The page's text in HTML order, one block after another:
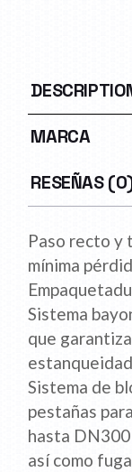
MARCA
RESEÑAS
Paso recto y
mínima
Sistema
que
Sistema de
pestañas
hasta
así como